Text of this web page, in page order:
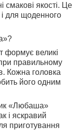
смакові якості. Це
і для щоденного
формує великі
правильному
Кожна головка
його одним
«Любаша»
і яскравий
приготування